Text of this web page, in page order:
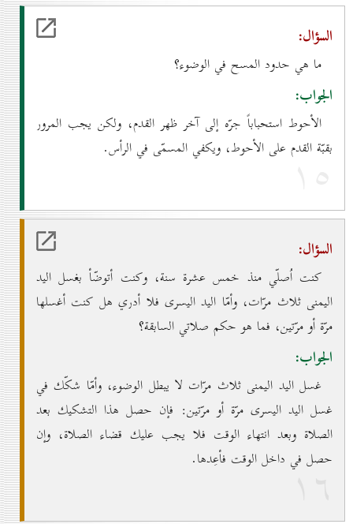
السؤال:
ما هي حدود المسح في الوضوء؟
الجواب:
الأحوط استحباباً جرّه إلى آخر ظهر القدم، ولكن يجب المرور
بقبّة القدم على الأحوط، ويكفي المسمّى في الرأس.
۱٥
السؤال:
كنت اُصلّي منذ خمس عشرة سنة، وكنت أتوضّأ بغسل اليد
اليمنى ثلاث مرّات، وأمّا اليد اليسرى فلا أدري هل كنت أغسلها
مرّة أو مرّتين، فما هو حكم صلاتي السابقة؟
الجواب:
غسل اليد اليمنى ثلاث مرّات لا يبطل الوضوء، وأمّا شكّك في
غسل اليد اليسرى مرّة أو مرّتين: فإن حصل هذا التشكيك بعد
الصلاة وبعد انتهاء الوقت فلا يجب عليك قضاء الصلاة، وإن
حصل في داخل الوقت فأعِدها.
۱٦